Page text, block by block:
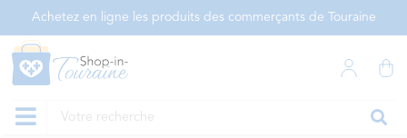
Achetez en ligne les produits des commerçants de Touraine
Panneau de gestion des cookies